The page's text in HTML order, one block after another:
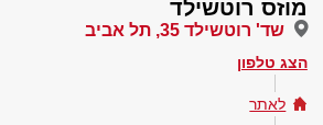
מוזס רוטשילד
שד' רוטשילד 35, תל אביב
הצג טלפון
לאתר